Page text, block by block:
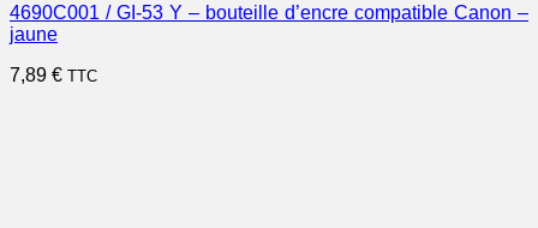
4690C001 / GI-53 Y – bouteille d’encre compatible Canon –
jaune
7,89 € TTC